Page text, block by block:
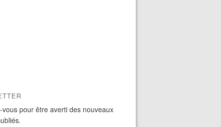
vous pour être averti des nouveaux